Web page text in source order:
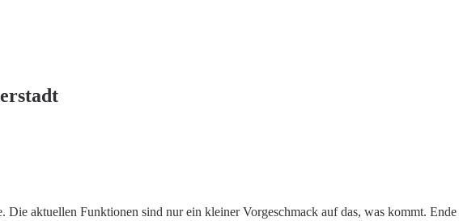
aktuellen Funktionen sind nur ein kleiner Vorgeschmack auf das, was kommt. Ende